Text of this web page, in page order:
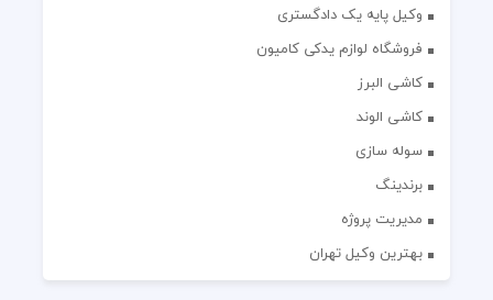
وکیل پایه یک دادگستری
فروشگاه لوازم یدکی کامیون
کاشی البرز
کاشی الوند
سوله سازی
برندینگ
مدیریت پروژه
بهترین وکیل تهران